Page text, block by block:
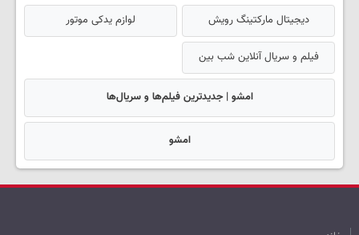
دیجیتال مارکتینگ رویش لوازم یدکی موتور
فیلم و سریال آنلاین شب بین
امشو | جدیدترین فیلم‌ها و سریال‌ها
امشو